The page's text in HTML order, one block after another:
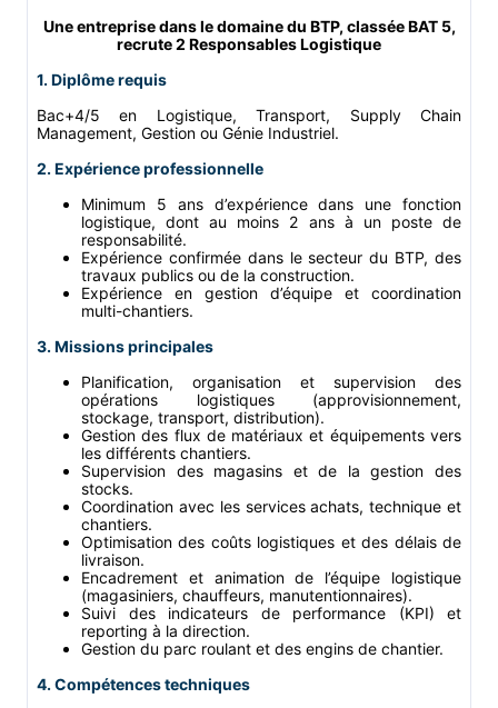
Une entreprise dans le domaine du BTP, classée BAT 5,
recrute 2 Responsables Logistique
1. Diplôme requis
Bac+4/5 en Logistique, Transport, Supply Chain
Management, Gestion ou Génie Industriel.
2. Expérience professionnelle
Minimum 5 ans d’expérience dans une fonction
logistique, dont au moins 2 ans à un poste de
responsabilité.
Expérience confirmée dans le secteur du BTP, des
travaux publics ou de la construction.
Expérience en gestion d’équipe et coordination
multi-chantiers.
3. Missions principales
Planification, organisation et supervision des
opérations logistiques (approvisionnement,
stockage, transport, distribution).
Gestion des flux de matériaux et équipements vers
les différents chantiers.
Supervision des magasins et de la gestion des
stocks.
Coordination avec les services achats, technique et
chantiers.
Optimisation des coûts logistiques et des délais de
livraison.
Encadrement et animation de l’équipe logistique
(magasiniers, chauffeurs, manutentionnaires).
Suivi des indicateurs de performance (KPI) et
reporting à la direction.
Gestion du parc roulant et des engins de chantier.
4. Compétences techniques